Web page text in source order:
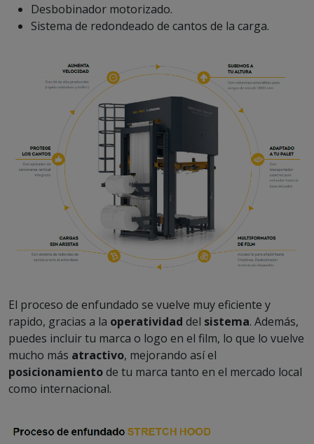
Desbobinador motorizado.
Sistema de redondeado de cantos de la carga.
El proceso de enfundado se vuelve muy eficiente y
rapido, gracias a la operatividad del sistema. Además,
puedes incluir tu marca o logo en el film, lo que lo vuelve
mucho más atractivo, mejorando así el
posicionamientode tu marca tanto en el mercado local
como internacional.